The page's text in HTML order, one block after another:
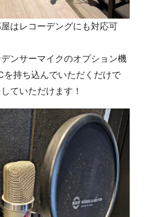
はレコーデングにも対応可
ンサーマイクのオプション機
を持ち込んでいただくだけで
ていただけます！